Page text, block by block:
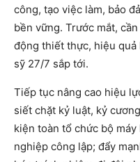
công, tạo việc làm, bảo
bền vững. Trước mắt,
động thiết thực, hiệu
sỹ 27/7 sắp tới.
Tiếp tục nâng cao hiệu
siết chặt kỷ luật, kỷ
kiện toàn tổ chức bộ
nghiệp công lập; đẩy